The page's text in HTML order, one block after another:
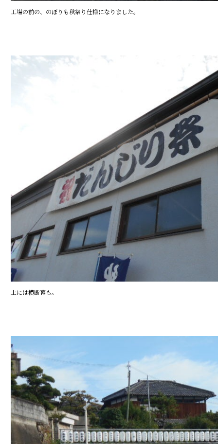
工場の前の、のぼりも秋祭り仕様になりました。
上には横断幕も。